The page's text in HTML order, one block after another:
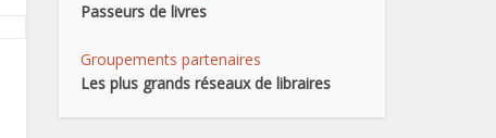
Passeurs de livres
Groupements partenaires
Les plus grands réseaux de libraires